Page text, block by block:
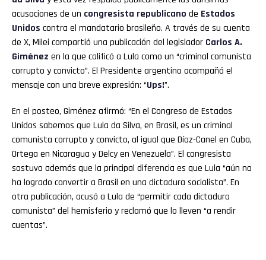
acusaciones de un congresista republicano de Estados
Unidos contra el mandatario brasileño. A través de su cuenta
de X, Milei compartió una publicación del legislador Carlos A.
Giménez en la que calificó a Lula como un “criminal comunista
corrupto y convicto”. El Presidente argentino acompañó el
mensaje con una breve expresión: “Ups!”.
En el posteo, Giménez afirmó: “En el Congreso de Estados
Unidos sabemos que Lula da Silva, en Brasil, es un criminal
comunista corrupto y convicto, al igual que Díaz-Canel en Cuba,
Ortega en Nicaragua y Delcy en Venezuela”. El congresista
sostuvo además que la principal diferencia es que Lula “aún no
ha logrado convertir a Brasil en una dictadura socialista”. En
otra publicación, acusó a Lula de “permitir cada dictadura
comunista” del hemisferio y reclamó que lo lleven “a rendir
cuentas”.